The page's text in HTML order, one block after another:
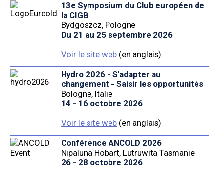
13e Symposium du Club européen de
la CIGB
Bydgoszcz, Pologne
Du 21 au 25 septembre 2026
Voir le site web(en anglais)
Hydro 2026 - S'adapter au
changement - Saisir les opportunités
Bologne, Italie
14 - 16 octobre 2026
Voir le site web(en anglais)
Conférence ANCOLD 2026
Nipaluna Hobart, Lutruwita Tasmanie
26 - 28 octobre 2026